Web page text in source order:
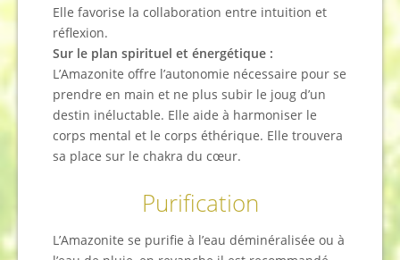
Elle favorise la collaboration entre intuition et
réflexion.
Sur le plan spirituel et énergétique :
L’Amazonite offre l’autonomie nécessaire pour se
prendre en main et ne plus subir le joug d’un
destin inéluctable. Elle aide à harmoniser le
corps mental et le corps éthérique. Elle trouvera
sa place sur le chakra du cœur.
Purification
L’Amazonite se purifie à l’eau déminéralisée ou à